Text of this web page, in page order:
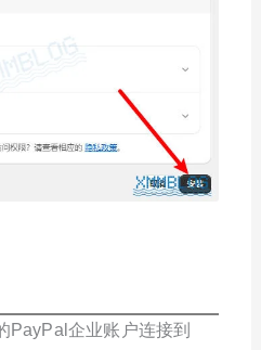
PayPal企业账户连接到